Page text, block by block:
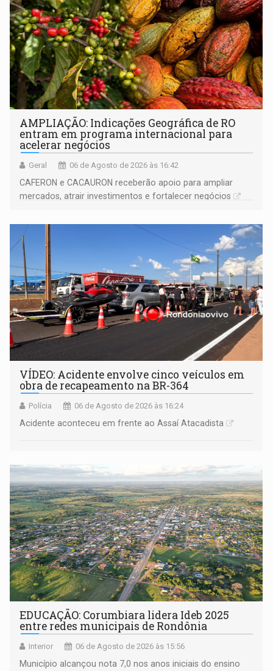
AMPLIAÇÃO: Indicações Geográfica de RO
entram em programa internacional para
acelerar negócios
Geral 06 de Agosto de 2026 às 16:42
CAFERON e CACAURON receberão apoio para ampliar
mercados, atrair investimentos e fortalecer negócios
VÍDEO: Acidente envolve cinco veículos em
obra de recapeamento na BR-364
Polícia 06 de Agosto de 2026 às 16:24
Acidente aconteceu em frente ao Assaí Atacadista
EDUCAÇÃO: Corumbiara lidera Ideb 2025
entre redes municipais de Rondônia
Interior 06 de Agosto de 2026 às 15:56
Município alcançou nota 7,0 nos anos iniciais do ensino